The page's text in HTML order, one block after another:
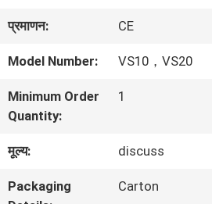
में
कारखाना
दौरा
गुणवत्ता
नियंत्रण
प्रमाणन: CE
Model Number: VS10，VS20
Minimum Order
Quantity:
1
मूल्य: discuss
Packaging
Carton